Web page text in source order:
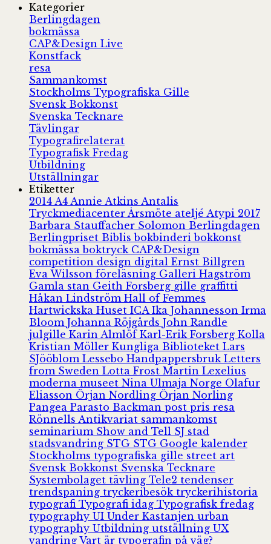
Kategorier
Berlingdagen
bokmässa
CAP&Design Live
Konstfack
resa
Sammankomst
Stockholms Typografiska Gille
Svensk Bokkonst
Svenska Tecknare
Tävlingar
Typografirelaterat
Typografisk Fredag
Utbildning
Utställningar
Etiketter
2014 A4 Annie Atkins Antalis
Tryckmediacenter Årsmöte ateljé Atypi 2017
Barbara Stauffacher Solomon Berlingdagen
Berlingpriset Biblisbokbinderibokkonst
bokmässaboktryck CAP&Design
competition design digital Ernst Billgren
Eva Wilsson föreläsning Galleri Hagström
Gamla stan Geith Forsberg gille graffitti
Håkan Lindström Hall of Femmes
Hartwickska Huset ICA Ika Johannesson Irma
Bloom Johanna Röjgårds John Randle
julgille Karin Almlöf Karl-Erik Forsberg Kolla
Kristian Möller Kungliga Biblioteket Lars
SJööblom Lessebo Handpappersbruk Letters
from Sweden Lotta Frost Martin Lexelius
moderna museet Nina Ulmaja Norge Olafur
Eliasson Örjan Nordling Örjan Norling
Pangea Parasto Backman post pris resa
Rönnells Antikvariat sammankomst
seminarium Show and Tell SJ stad
stadsvandring STG STG Google kalender
Stockholms typografiska gille street art
Svensk Bokkonst Svenska Tecknare
Systembolaget tävling Tele2 tendenser
trendspaning tryckeribesök tryckerihistoria
typografi Typografi idag Typografisk fredag
typography UI Under Kastanjen urban
typography Utbildning utställning UX
vandring Vart är typografin på väg?